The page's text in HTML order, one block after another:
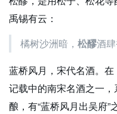
禹锡有云：
橘树沙洲暗， 松醪酒肆
蓝桥风月，宋代名酒。
记载中的南宋名酒之一
酿，有“蓝桥风月出吴府”